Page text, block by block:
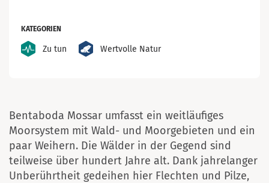
KATEGORIEN
Zu tun Wertvolle Natur
Bentaboda Mossar umfasst ein weitläufiges
Moorsystem mit Wald- und Moorgebieten und ein
paar Weihern. Die Wälder in der Gegend sind
teilweise über hundert Jahre alt. Dank jahrelanger
Unberührtheit gedeihen hier Flechten und Pilze,